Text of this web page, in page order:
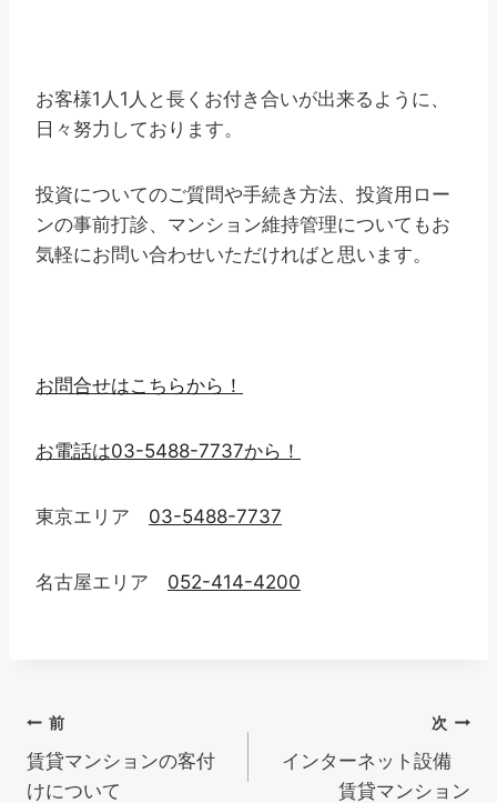
お客様1人1人と長くお付き合いが出来るように、
日々努力しております。
投資についてのご質問や手続き方法、投資用ロー
ンの事前打診、マンション維持管理についてもお
気軽にお問い合わせいただければと思います。
お問合せはこちらから！
お電話は03-5488-7737から！
東京エリア 03-5488-7737
名古屋エリア 052-414-4200
投
稿
前
賃貸マンションの客付
けについて
次
インターネット設備
賃貸マンション